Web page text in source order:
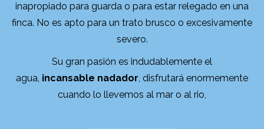
inapropiado para guarda o para estar relegado en una
finca. No es apto para un trato brusco o excesivamente
severo.
Su gran pasión es indudablemente el
agua, incansable nadador, disfrutará enormemente
cuando lo llevemos al mar o al rio,